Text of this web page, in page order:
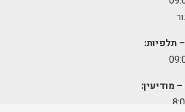
תלפיות:
מודיעין: